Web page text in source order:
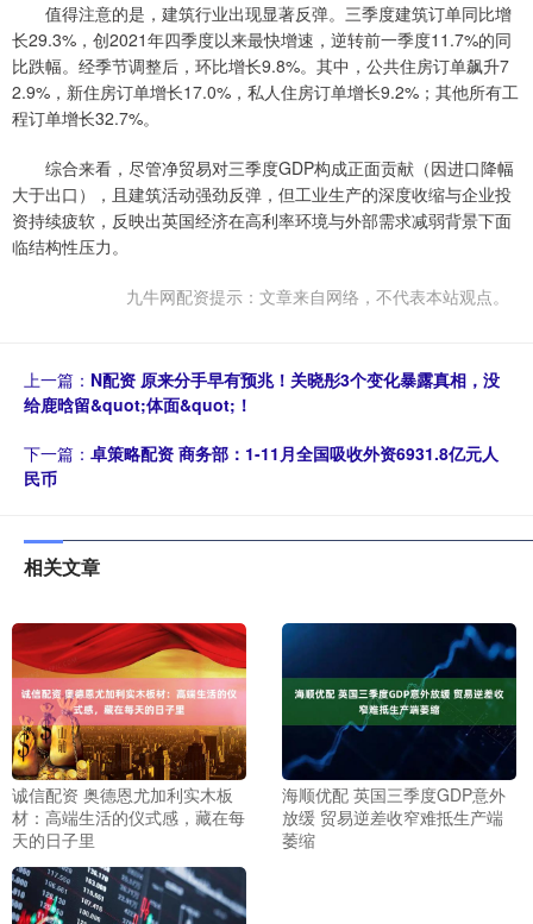
值得注意的是，建筑行业出现显著反弹。三季度建筑订单同比增
长29.3%，创2021年四季度以来最快增速，逆转前一季度11.7%的同
比跌幅。经季节调整后，环比增长9.8%。其中，公共住房订单飙升7
2.9%，新住房订单增长17.0%，私人住房订单增长9.2%；其他所有工
程订单增长32.7%。
综合来看，尽管净贸易对三季度GDP构成正面贡献（因进口降幅
大于出口），且建筑活动强劲反弹，但工业生产的深度收缩与企业投
资持续疲软，反映出英国经济在高利率环境与外部需求减弱背景下面
临结构性压力。
九牛网配资提示：文章来自网络，不代表本站观点。
上一篇： N配资 原来分手早有预兆！关晓彤3个变化暴露真相，没
给鹿晗留&quot;体面&quot;！
下一篇： 卓策略配资 商务部：1-11月全国吸收外资6931.8亿元人
民币
相关文章
诚信配资 奥德恩尤加利实木板
材：高端生活的仪式感，藏在每
天的日子里
海顺优配 英国三季度GDP意外
放缓 贸易逆差收窄难抵生产端
萎缩